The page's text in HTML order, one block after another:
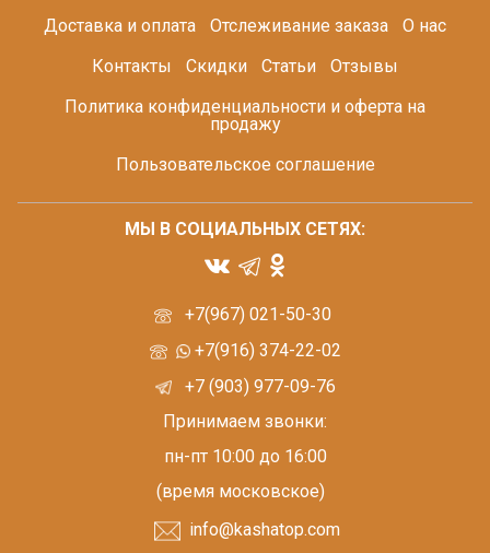
Доставка и оплата
Отслеживание заказа
О нас
Контакты
Скидки Статьи
Отзывы
Политика конфиденциальности и оферта на
продажу
Пользовательское соглашение
+7(967) 021-50-30
+7(916) 374-22-02
+7 (903) 977-09-76
Принимаем звонки:
пн-пт 10:00 до 16:00
(время московское)
info@kashatop.com
МЫ В СОЦИАЛЬНЫХ СЕТЯХ: